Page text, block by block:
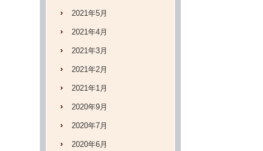
2021年5月
2021年4月
2021年3月
2021年2月
2021年1月
2020年9月
2020年7月
2020年6月